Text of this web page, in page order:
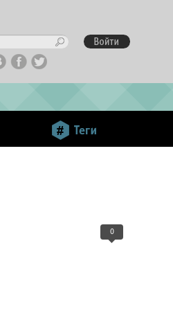
0